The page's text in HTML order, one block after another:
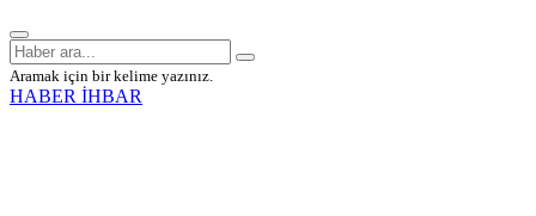
Aramak için bir kelime yazınız.
HABER İHBAR